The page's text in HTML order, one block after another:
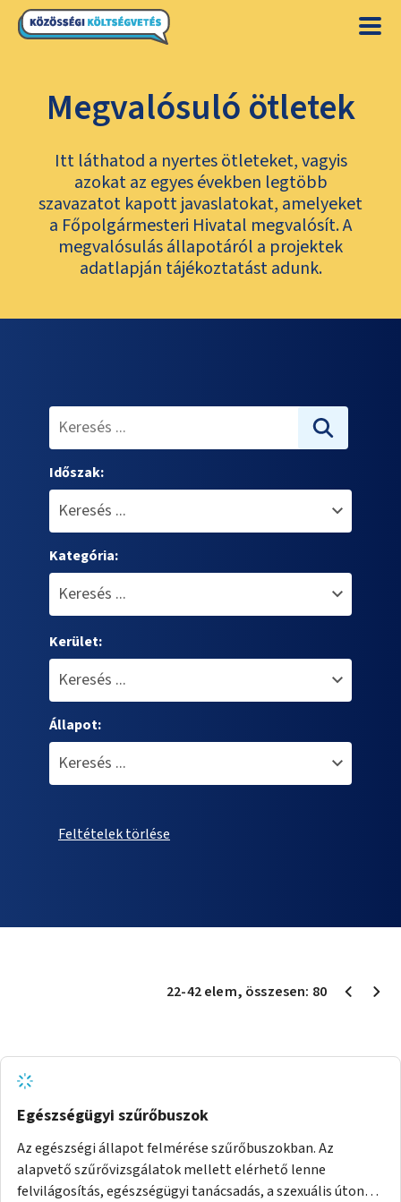
Megvalósuló ötletek
Itt láthatod a nyertes ötleteket, vagyis
azokat az egyes években legtöbb
szavazatot kapott javaslatokat, amelyeket
a Főpolgármesteri Hivatal megvalósít. A
megvalósulás állapotáról a projektek
adatlapján tájékoztatást adunk.
Időszak:
Kategória:
Kerület:
Állapot:
Feltételek törlése
22-42elem, összesen: 80
Egészségügyi szűrőbuszok
Az egészségi állapot felmérése szűrőbuszokban. Az
alapvető szűrővizsgálatok mellett elérhető lenne
felvilágosítás, egészségügyi tanácsadás, a szexuális úton